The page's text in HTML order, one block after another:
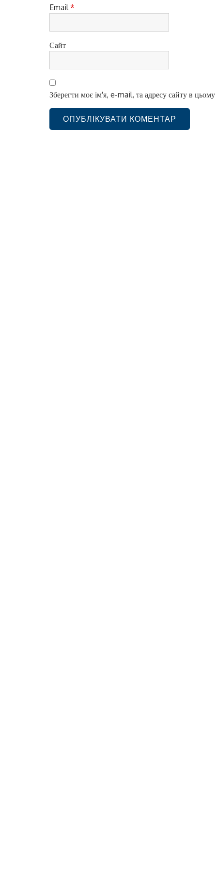
Email*
Сайт
Зберегти моє ім'я, e-mail, та адресу сайту в